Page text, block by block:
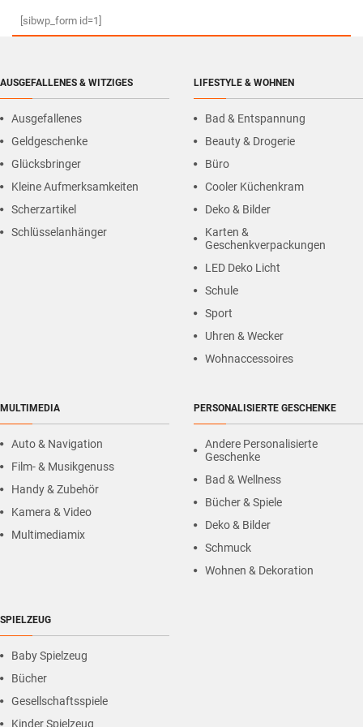
[sibwp_form id=1]
AUSGEFALLENES & WITZIGES
Ausgefallenes
Geldgeschenke
Glücksbringer
Kleine Aufmerksamkeiten
Scherzartikel
Schlüsselanhänger
LIFESTYLE & WOHNEN
Bad & Entspannung
Beauty & Drogerie
Büro
Cooler Küchenkram
Deko & Bilder
Karten &
Geschenkverpackungen
LED Deko Licht
Schule
Sport
Uhren & Wecker
Wohnaccessoires
MULTIMEDIA
Auto & Navigation
Film- & Musikgenuss
Handy & Zubehör
Kamera & Video
Multimediamix
PERSONALISIERTE GESCHENKE
Andere Personalisierte
Geschenke
Bad & Wellness
Bücher & Spiele
Deko & Bilder
Schmuck
Wohnen & Dekoration
SPIELZEUG
Baby Spielzeug
Bücher
Gesellschaftsspiele
Kinder Spielzeug